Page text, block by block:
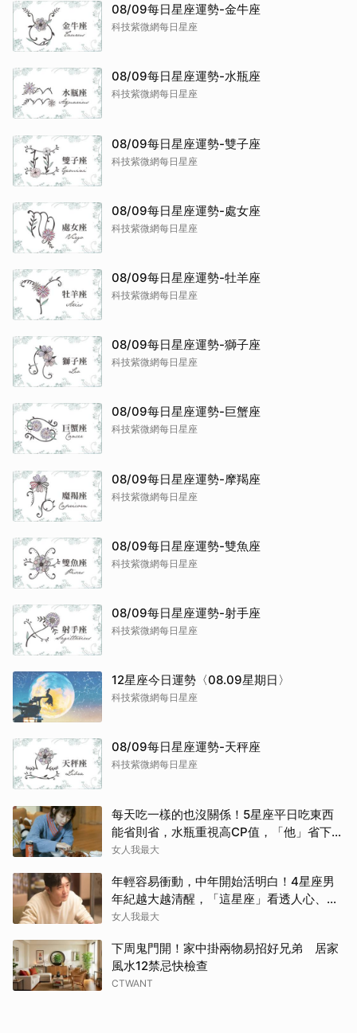
08/09每日星座運勢-金牛座
科技紫微網每日星座
08/09每日星座運勢-水瓶座
科技紫微網每日星座
08/09每日星座運勢-雙子座
科技紫微網每日星座
08/09每日星座運勢-處女座
科技紫微網每日星座
08/09每日星座運勢-牡羊座
科技紫微網每日星座
08/09每日星座運勢-獅子座
科技紫微網每日星座
08/09每日星座運勢-巨蟹座
科技紫微網每日星座
08/09每日星座運勢-摩羯座
科技紫微網每日星座
08/09每日星座運勢-雙魚座
科技紫微網每日星座
08/09每日星座運勢-射手座
科技紫微網每日星座
12星座今日運勢〈08.09星期日〉
科技紫微網每日星座
08/09每日星座運勢-天秤座
科技紫微網每日星座
每天吃一樣的也沒關係！5星座平日吃東西
能省則省，水瓶重視高CP值，「他」省下來
吃大餐
女人我最大
年輕容易衝動，中年開始活明白！4星座男
年紀越大越清醒，「這星座」看透人心、不
再討好任何人
女人我最大
下周鬼門開！家中掛兩物易招好兄弟 居家
風水12禁忌快檢查
CTWANT